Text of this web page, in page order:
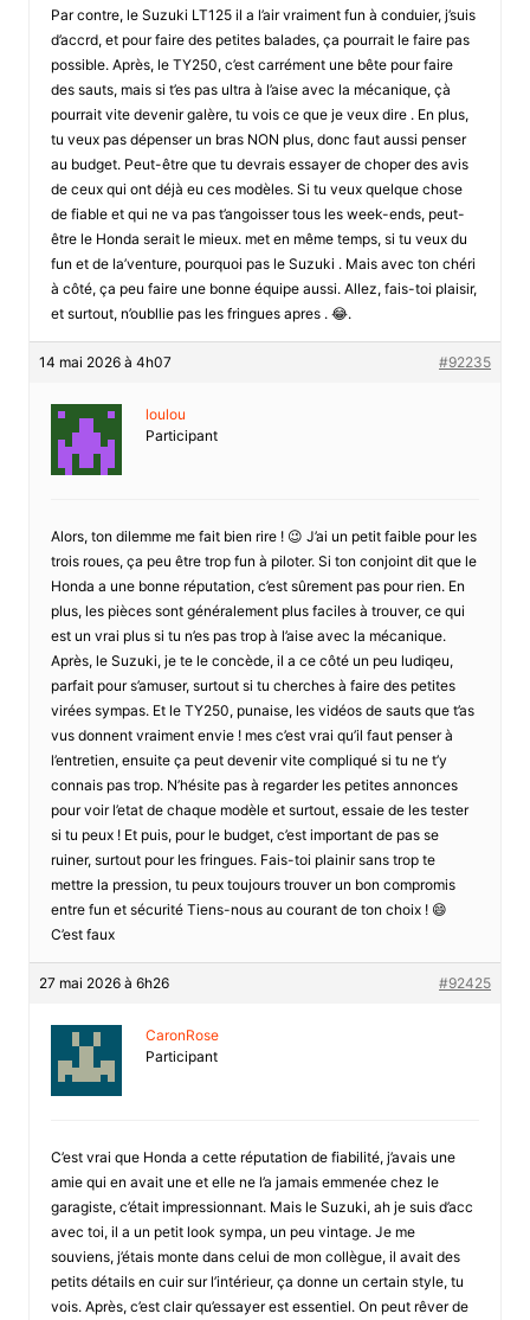
Par contre, le Suzuki LT125 il a l’air vraiment fun à conduier, j’suis
d’accrd, et pour faire des petites balades, ça pourrait le faire pas
possible. Après, le TY250, c’est carrément une bête pour faire
des sauts, mais si t’es pas ultra à l’aise avec la mécanique, çà
pourrait vite devenir galère, tu vois ce que je veux dire . En plus,
tu veux pas dépenser un bras NON plus, donc faut aussi penser
au budget. Peut-être que tu devrais essayer de choper des avis
de ceux qui ont déjà eu ces modèles. Si tu veux quelque chose
de fiable et qui ne va pas t’angoisser tous les week-ends, peut-
être le Honda serait le mieux. met en même temps, si tu veux du
fun et de la’venture, pourquoi pas le Suzuki . Mais avec ton chéri
à côté, ça peu faire une bonne équipe aussi. Allez, fais-toi plaisir,
et surtout, n’oubllie pas les fringues apres . 😂.
14 mai 2026 à 4h07 #92235
loulou
Participant
Alors, ton dilemme me fait bien rire ! 😉 J’ai un petit faible pour les
trois roues, ça peu être trop fun à piloter. Si ton conjoint dit que le
Honda a une bonne réputation, c’est sûrement pas pour rien. En
plus, les pièces sont généralement plus faciles à trouver, ce qui
est un vrai plus si tu n’es pas trop à l’aise avec la mécanique.
Après, le Suzuki, je te le concède, il a ce côté un peu ludiqeu,
parfait pour s’amuser, surtout si tu cherches à faire des petites
virées sympas. Et le TY250, punaise, les vidéos de sauts que t’as
vus donnent vraiment envie ! mes c’est vrai qu’il faut penser à
l’entretien, ensuite ça peut devenir vite compliqué si tu ne t’y
connais pas trop. N’hésite pas à regarder les petites annonces
pour voir l’etat de chaque modèle et surtout, essaie de les tester
si tu peux ! Et puis, pour le budget, c’est important de pas se
ruiner, surtout pour les fringues. Fais-toi plainir sans trop te
mettre la pression, tu peux toujours trouver un bon compromis
entre fun et sécurité Tiens-nous au courant de ton choix ! 😄
C’est faux
27 mai 2026 à 6h26 #92425
CaronRose
Participant
C’est vrai que Honda a cette réputation de fiabilité, j’avais une
amie qui en avait une et elle ne l’a jamais emmenée chez le
garagiste, c’était impressionnant. Mais le Suzuki, ah je suis d’acc
avec toi, il a un petit look sympa, un peu vintage. Je me
souviens, j’étais monte dans celui de mon collègue, il avait des
petits détails en cuir sur l’intérieur, ça donne un certain style, tu
vois. Après, c’est clair qu’essayer est essentiel. On peut rêver de